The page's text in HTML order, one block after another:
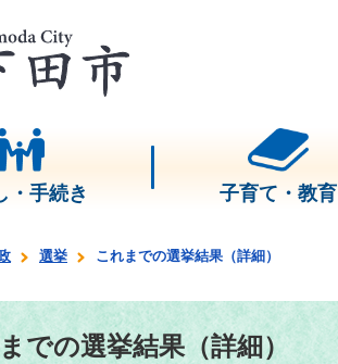
・手続き 子育て・教育
選挙 これまでの選挙結果（詳細）
での選挙結果（詳細）